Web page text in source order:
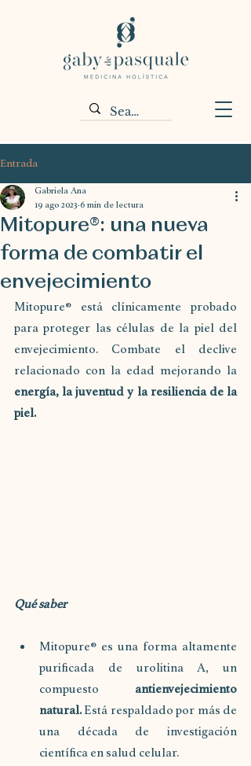
Entrada
Mitopure®: una nueva
forma de combatir el
envejecimiento
Gabriela Ana
19 ago 2023 6 min de lectura
Mitopure® está clínicamente probado
para proteger las células de la piel del
envejecimiento. Combate el declive
energía, la juventud y la resiliencia de la
piel.
Qué saber
Mitopure® es una forma altamente
purificada de urolitina A, un
compuesto antienvejecimiento
natural. Está respaldado por más de
una década de investigación
científica en salud celular.